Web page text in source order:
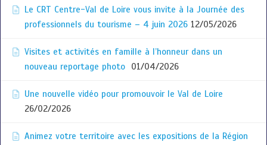
Le CRT Centre-Val de Loire vous invite à la Journée des
professionnels du tourisme – 4 juin 2026 12/05/2026
Visites et activités en famille à l’honneur dans un
nouveau reportage photo
01/04/2026
Une nouvelle vidéo pour promouvoir le Val de Loire
26/02/2026
Animez votre territoire avec les expositions de la Région